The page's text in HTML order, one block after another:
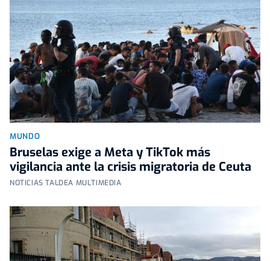
MUNDO
Bruselas exige a Meta y TikTok más
vigilancia ante la crisis migratoria de Ceuta
NOTICIAS TALDEA MULTIMEDIA